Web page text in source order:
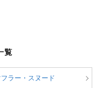
覧
フラー・スヌード